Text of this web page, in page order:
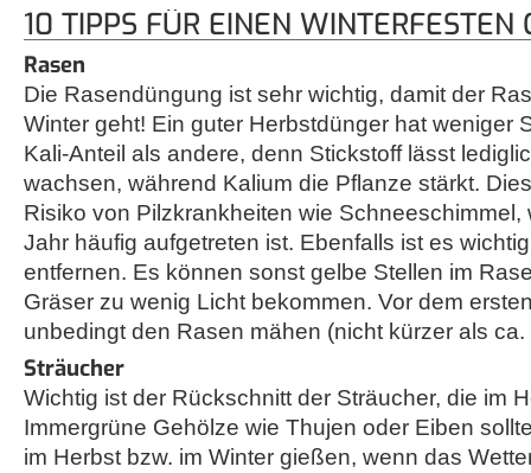
10 TIPPS FÜR EINEN WINTERFESTEN
Rasen
Die Rasendüngung ist sehr wichtig, damit der
Winter geht! Ein guter Herbstdünger hat weniger
Kali-Anteil als andere, denn Stickstoff lässt
wachsen, während Kalium die Pflanze stärkt.
Risiko von Pilzkrankheiten wie Schneeschimmel,
Jahr häufig aufgetreten ist. Ebenfalls ist es
entfernen. Es können sonst gelbe Stellen im
Gräser zu wenig Licht bekommen. Vor dem
unbedingt den Rasen mähen (nicht kürzer als ca.
Sträucher
Wichtig ist der Rückschnitt der Sträucher, die im
Immergrüne Gehölze wie Thujen oder Eiben
im Herbst bzw. im Winter gießen, wenn das